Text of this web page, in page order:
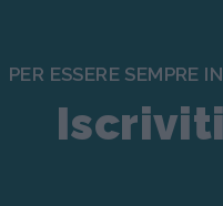
PER ESSERE SEMPRE